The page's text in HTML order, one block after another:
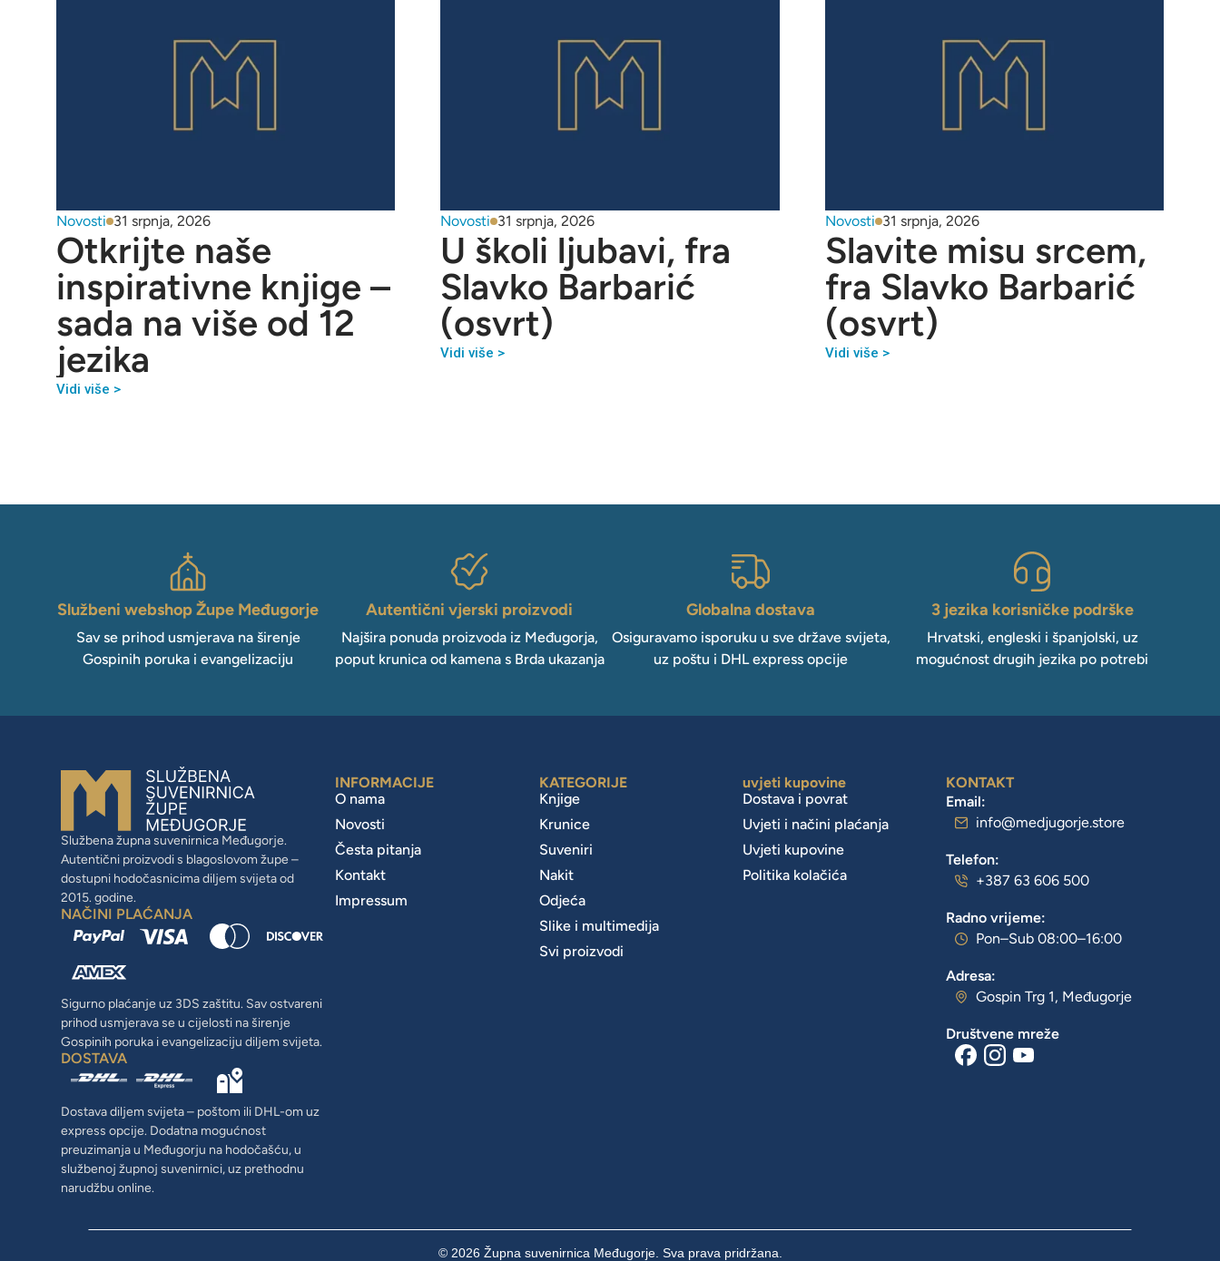
Novosti 31 srpnja, 2026
Otkrijte naše
inspirativne knjige –
sada na više od 12
jezika
Vidi više >
Novosti 31 srpnja, 2026
U školi ljubavi, fra
Slavko Barbarić
(osvrt)
Vidi više >
Novosti 31 srpnja, 2026
Slavite misu srcem,
fra Slavko Barbarić
(osvrt)
Vidi više >
Službeni webshop Župe Međugorje
Sav se prihod usmjerava na širenje
Gospinih poruka i evangelizaciju
Autentični vjerski proizvodi
Najšira ponuda proizvoda iz Međugorja,
poput krunica od kamena s Brda ukazanja
Globalna dostava
Osiguravamo isporuku u sve države svijeta,
uz poštu i DHL express opcije
3 jezika korisničke podrške
Hrvatski, engleski i španjolski, uz
mogućnost drugih jezika po potrebi
Službena župna suvenirnica Međugorje.
Autentični proizvodi s blagoslovom župe –
dostupni hodočasnicima diljem svijeta od
2015. godine.
NAČINI PLAĆANJA
Sigurno plaćanje uz 3DS zaštitu. Sav ostvareni
prihod usmjerava se u cijelosti na širenje
Gospinih poruka i evangelizaciju diljem svijeta.
DOSTAVA
Dostava diljem svijeta – poštom ili DHL-om uz
express opcije. Dodatna mogućnost
preuzimanja u Međugorju na hodočašću, u
službenoj župnoj suvenirnici, uz prethodnu
narudžbu online.
INFORMACIJE
O nama
Novosti
Česta pitanja
Kontakt
Impressum
KATEGORIJE
Knjige
Krunice
Suveniri
Nakit
Odjeća
Slike i multimedija
Svi proizvodi
uvjeti kupovine
Dostava i povrat
Uvjeti i načini plaćanja
Uvjeti kupovine
Politika kolačića
KONTAKT
Email:
info@medjugorje.store
Telefon:
+387 63 606 500
Radno vrijeme:
Pon–Sub 08:00–16:00
Adresa:
Gospin Trg 1, Međugorje
Društvene mreže
© 2026 Župna suvenirnica Međugorje. Sva prava pridržana.